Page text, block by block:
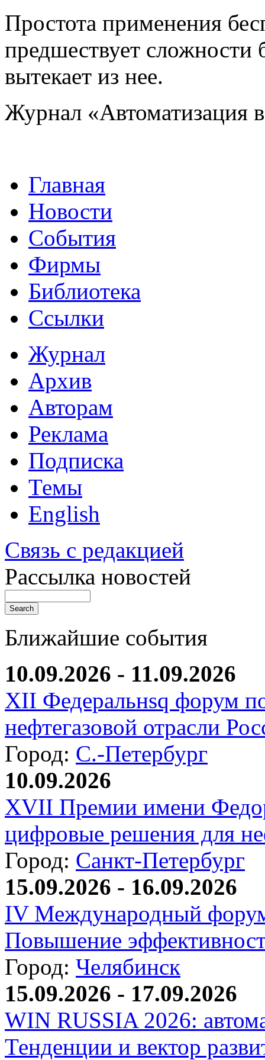
Простота применения
предшествует сложности
вытекает из нее.
Журнал «Автоматизация
Главная
Новости
События
Фирмы
Библиотека
Ссылки
Журнал
Архив
Авторам
Реклама
Подписка
Темы
English
Связь с редакцией
Рассылка новостей
Ближайшие события
10.09.2026 - 11.09.2026
XII Федеральнsq форум
нефтегазовой отрасли
Город: С.-Петербург
10.09.2026
XVII Премии имени
цифровые решения для
Город: Санкт-Петербург
15.09.2026 - 16.09.2026
IV Международный
Повышение
Город: Челябинск
15.09.2026 - 17.09.2026
WIN RUSSIA 2026:
Тенденции и вектор